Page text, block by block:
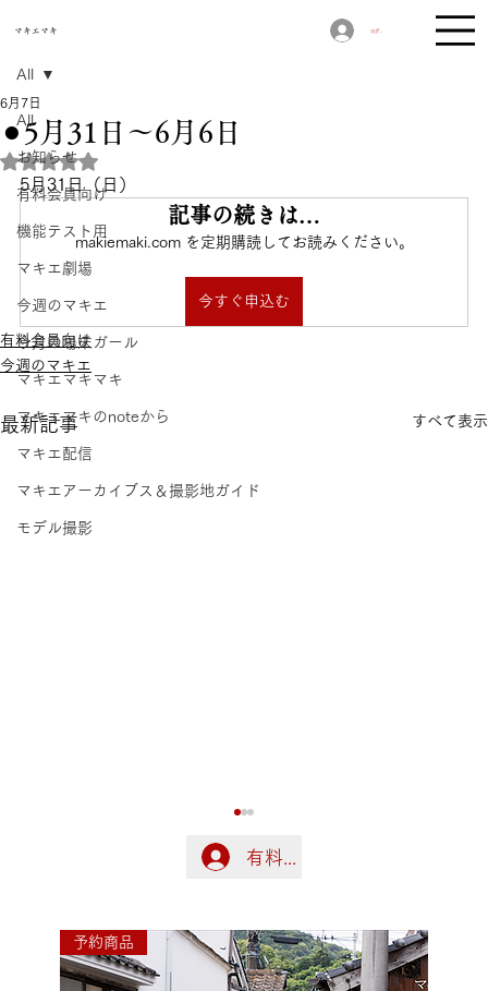
​マキエマキ ログイン
ログイン
有料会員の方はこちらでロ
予約商品
All
お知らせ
有料会員向け
機能テスト用
マキエ劇場
今週のマキエ
今月の場末ガール
マキエマキマキ
マキエマキのnoteから
マキエ配信
マキエアーカイブス＆撮影地ガイド
モデル撮影
All
⚫︎5月31日〜6月6日
6月7日
5つ星のうちNaNと評価されています。
5月31日（日）
記事の続きは…
makiemaki.com を定期購読してお読みください。
今すぐ申込む
有料会員向け
今週のマキエ
最新記事 すべて表示
令和8年熊本地震に